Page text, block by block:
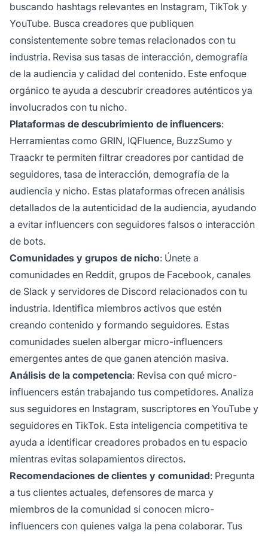
buscando hashtags relevantes en Instagram, TikTok y
YouTube. Busca creadores que publiquen
consistentemente sobre temas relacionados con tu
industria. Revisa sus tasas de interacción, demografía
de la audiencia y calidad del contenido. Este enfoque
orgánico te ayuda a descubrir creadores auténticos ya
involucrados con tu nicho.
Plataformas de descubrimiento de influencers:
Herramientas como GRIN, IQFluence, BuzzSumo y
Traackr te permiten filtrar creadores por cantidad de
seguidores, tasa de interacción, demografía de la
audiencia y nicho. Estas plataformas ofrecen análisis
detallados de la autenticidad de la audiencia, ayudando
a evitar influencers con seguidores falsos o interacción
de bots.
Comunidades y grupos de nicho: Únete a
comunidades en Reddit, grupos de Facebook, canales
de Slack y servidores de Discord relacionados con tu
industria. Identifica miembros activos que estén
creando contenido y formando seguidores. Estas
comunidades suelen albergar micro-influencers
emergentes antes de que ganen atención masiva.
Análisis de la competencia: Revisa con qué micro-
influencers están trabajando tus competidores. Analiza
sus seguidores en Instagram, suscriptores en YouTube y
seguidores en TikTok. Esta inteligencia competitiva te
ayuda a identificar creadores probados en tu espacio
mientras evitas solapamientos directos.
Recomendaciones de clientes y comunidad: Pregunta
a tus clientes actuales, defensores de marca y
miembros de la comunidad si conocen micro-
influencers con quienes valga la pena colaborar. Tus